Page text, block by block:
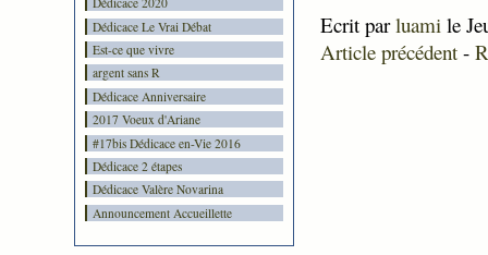
Dédicace Le Vrai Débat
Est-ce que vivre
argent sans R
Dédicace Anniversaire
2017 Voeux d'Ariane
#17bis Dédicace en-Vie 2016
Dédicace 2 étapes
Dédicace Valère Novarina
Announcement Accueillette
Ecrit parluami le
Article précédent-